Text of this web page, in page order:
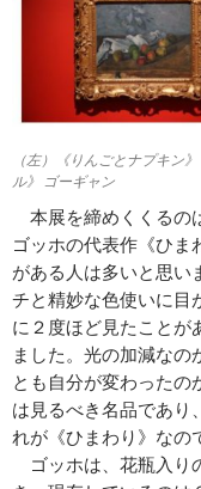
（左）《りんごとナプキン
ル》 ゴーギャン
本展を締めくくるの
ゴッホの代表作《ひま
がある人は多いと思い
チと精妙な色使いに目
に２度ほど見たことが
ました。光の加減な
とも自分が変わったの
は見るべき名品であり
れが《ひまわり》なの
ゴッホは、花瓶入り